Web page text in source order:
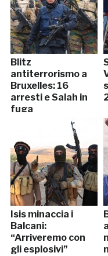
Blitz
antiterrorismo a
Bruxelles: 16
arresti e Salah in
fuga
Isis minaccia i
Balcani:
“Arriveremo con
gli esplosivi”